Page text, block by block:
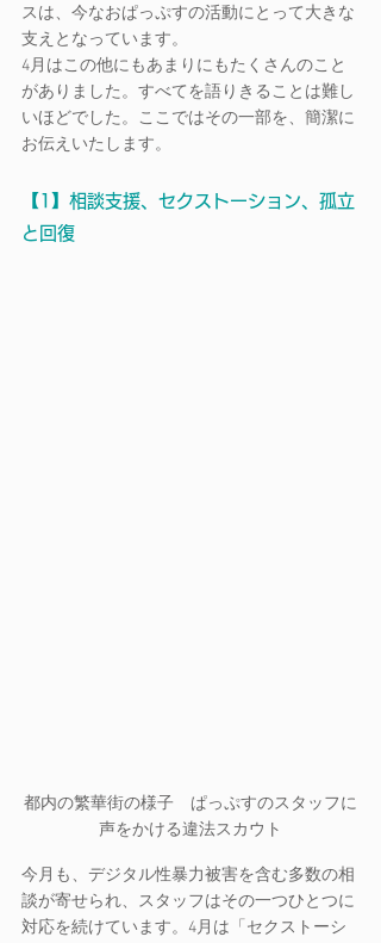
スは、今なおぱっぷすの活動にとって大きな
支えとなっています。
4月はこの他にもあまりにもたくさんのこと
がありました。すべてを語りきることは難し
いほどでした。ここではその一部を、簡潔に
お伝えいたします。
【1】相談支援、セクストーション、孤立
と回復
都内の繁華街の様子　ぱっぷすのスタッフに
声をかける違法スカウト
今月も、デジタル性暴力被害を含む多数の相
談が寄せられ、スタッフはその一つひとつに
対応を続けています。4月は「セクストーシ